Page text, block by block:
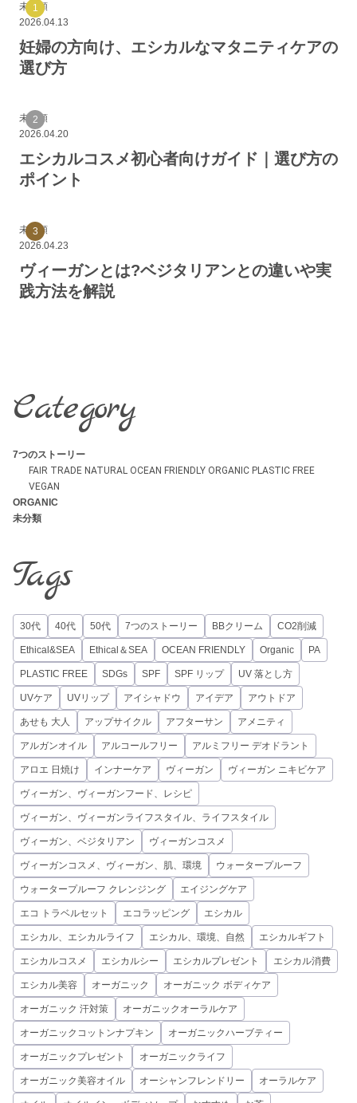
未分類
2026.04.13
妊婦の方向け、エシカルなマタニティケアの
選び方
未分類
2026.04.20
エシカルコスメ初心者向けガイド｜選び方の
ポイント
未分類
2026.04.23
ヴィーガンとは?ベジタリアンとの違いや実
践方法を解説
Category
7つのストーリー
FAIR TRADE NATURAL OCEAN FRIENDLY ORGANIC PLASTIC FREE
VEGAN
ORGANIC
未分類
Tags
30代 40代 50代 7つのストーリー BBクリーム CO2削減
Ethical&SEA Ethical＆SEA OCEAN FRIENDLY Organic PA
PLASTIC FREE SDGs SPF SPF リップ UV 落とし方
UVケア UVリップ アイシャドウ アイデア アウトドア
あせも 大人 アップサイクル アフターサン アメニティ
アルガンオイル アルコールフリー アルミフリー デオドラント
アロエ 日焼け インナーケア ヴィーガン ヴィーガン ニキビケア
ヴィーガン、ヴィーガンフード、レシピ
ヴィーガン、ヴィーガンライフスタイル、ライフスタイル
ヴィーガン、ベジタリアン ヴィーガンコスメ
ヴィーガンコスメ、ヴィーガン、肌、環境 ウォータープルーフ
ウォータープルーフ クレンジング エイジングケア
エコ トラベルセット エコラッピング エシカル
エシカル、エシカルライフ エシカル、環境、自然 エシカルギフト
エシカルコスメ エシカルシー エシカルプレゼント エシカル消費
エシカル美容 オーガニック オーガニック ボディケア
オーガニック 汗対策 オーガニックオーラルケア
オーガニックコットンナプキン オーガニックハーブティー
オーガニックプレゼント オーガニックライフ
オーガニック美容オイル オーシャンフレンドリー オーラルケア